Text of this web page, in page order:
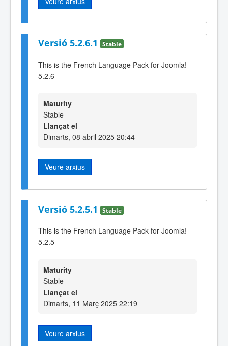
Versió 5.2.6.1 Stable
This is the French Language Pack for Joomla!
5.2.6
Maturity
Stable
Llançat el
Dimarts, 08 abril 2025 20:44
Veure arxius
Versió 5.2.5.1 Stable
This is the French Language Pack for Joomla!
5.2.5
Maturity
Stable
Llançat el
Dimarts, 11 Març 2025 22:19
Veure arxius